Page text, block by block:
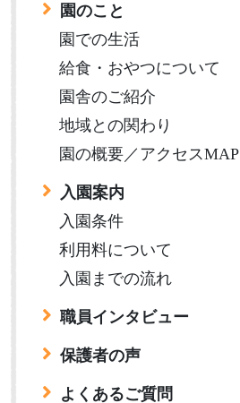
園のこと
園での生活
給食・おやつについて
園舎のご紹介
地域との関わり
園の概要／アクセスMAP
入園案内
入園条件
利用料について
入園までの流れ
職員インタビュー
保護者の声
よくあるご質問